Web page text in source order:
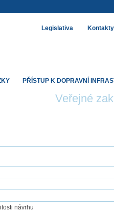
Veřejné
návrhu
PŘÍSTUP K DOPRAVNÍ
Legislativa Kontakty